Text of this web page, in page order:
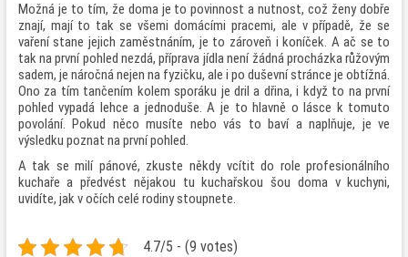
Možná je to tím, že doma je to povinnost a nutnost, což ženy dobře
znají, mají to tak se všemi domácími pracemi, ale v případě, že se
vaření stane jejich zaměstnáním, je to zároveň i koníček. A ač se to
tak na první pohled nezdá, příprava jídla není žádná procházka růžovým
sadem, je náročná nejen na fyzičku, ale i po duševní stránce je obtížná.
Ono za tím tančením kolem sporáku je dril a dřina, i když to na první
pohled vypadá lehce a jednoduše. A je to hlavně o lásce k tomuto
povolání. Pokud něco musíte nebo vás to baví a naplňuje, je ve
výsledku poznat na první pohled.
A tak se milí pánové, zkuste někdy vcítit do role profesionálního
kuchaře a předvést nějakou tu kuchařskou šou doma v kuchyni,
uvidíte, jak v očích celé rodiny stoupnete.
4.7/5 - (9 votes)